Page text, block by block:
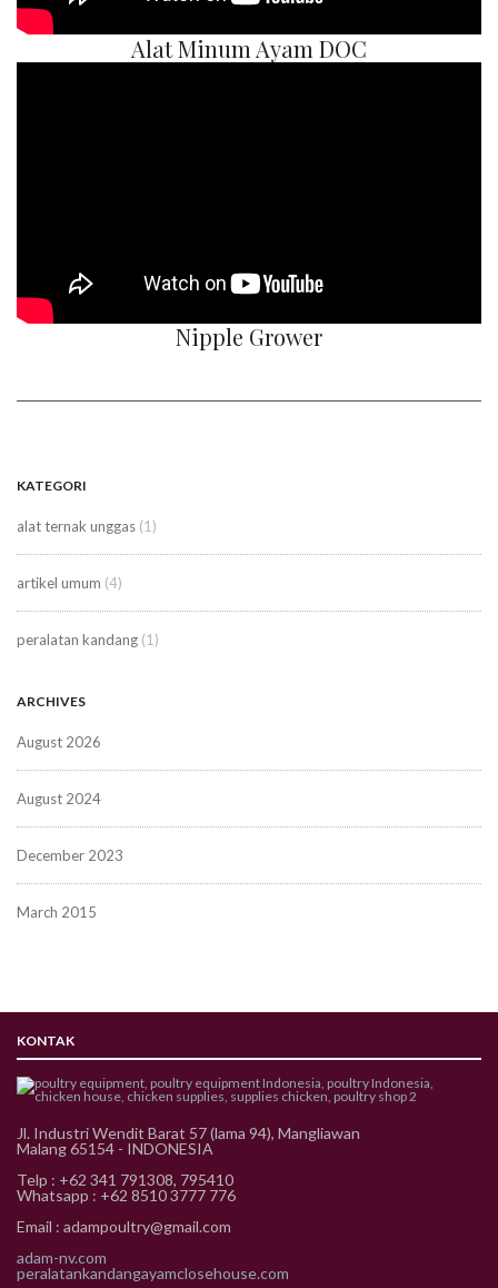
Alat Minum Ayam DOC
Nipple Grower
KATEGORI
alat ternak unggas (1)
artikel umum (4)
peralatan kandang (1)
ARCHIVES
August 2026
August 2024
December 2023
March 2015
KONTAK
Jl. Industri Wendit Barat 57 (lama 94), Mangliawan
Malang 65154 - INDONESIA
Telp : +62 341 791308, 795410
Whatsapp : +62 8510 3777 776
Email : adampoultry@gmail.com
adam-nv.com
peralatankandangayamclosehouse.com